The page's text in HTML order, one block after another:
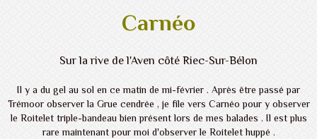
Carnéo
Sur la rive de l'Aven côté Riec-Sur-Bélon
Il y a du gel au sol en ce matin de mi-février . Après être passé par
Trémoor observer la Grue cendrée , je file vers Carnéo pour y observer
le Roitelet triple-bandeau bien présent lors de mes balades . Il est plus
rare maintenant pour moi d'observer le Roitelet huppé .